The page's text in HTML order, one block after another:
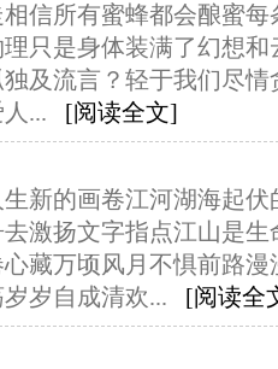
信所有蜜蜂都会酿蜜
只是身体装满了幻想
及流言？轻于我们尽
人... [阅读全文]
新的画卷江河湖海起
激扬文字指点江山是
藏万顷风月不惧前路
岁自成清欢... [阅读全